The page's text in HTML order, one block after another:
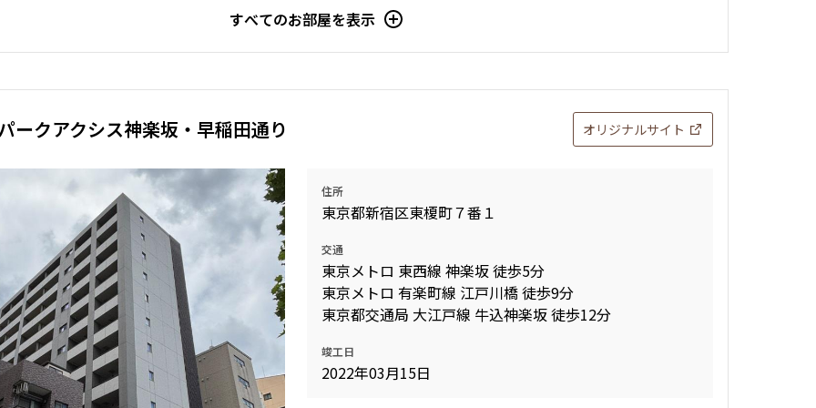
すべてのお部屋を表示
ークアクシス神楽坂・早稲田通り オリジナルサイト
住所
東京都新宿区東榎町７番１
交通
東京メトロ 東西線 神楽坂 徒歩5分
東京メトロ 有楽町線 江戸川橋 徒歩9分
東京都交通局 大江戸線 牛込神楽坂 徒歩12分
竣工日
2022年03月15日